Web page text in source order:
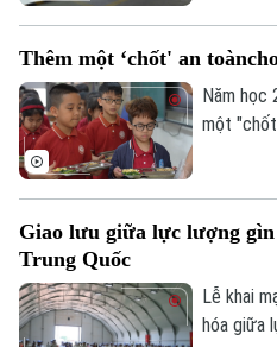
giảm hồ
làm thủ
người
Thêm một ‘chốt' an
Năm học
một
đơn vị
chặt chẽ
Giao lưu giữa lực lượng
Trung Quốc
Lễ khai
hóa giữa